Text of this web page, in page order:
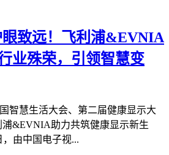
眼致远！飞利浦&EVNIA
业殊荣，引领智慧变
智慧生活大会、第二届健康显示大
浦&EVNIA助力共筑健康显示新生
，由中国电子视...